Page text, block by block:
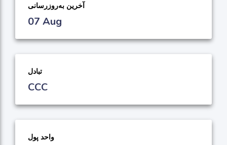
آخرین به‌روزرسانی
07 Aug
تبادل
CCC
واحد پول